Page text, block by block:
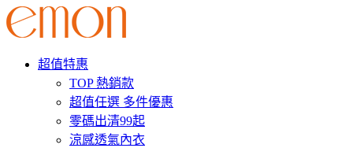
超值特惠
TOP 熱銷款
超值任選 多件優惠
零碼出清99起
涼感透氣內衣